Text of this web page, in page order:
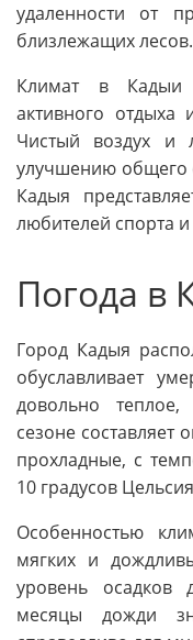
удаленности от
близлежащих лесов.
Климат в Кадыи
активного отдыха
Чистый воздух и
улучшению общего
Кадыя
любителей спорта и
Погода в
Город Кадыя
обуславливает
довольно
сезоне составляет
прохладные, с
10 градусов
Особенностью
мягких и
уровень осадков
месяцы дожди